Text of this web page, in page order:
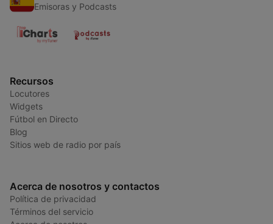
Emisoras y Podcasts
Recursos
Locutores
Widgets
Fútbol en Directo
Blog
Sitios web de radio por país
Acerca de nosotros y contactos
Política de privacidad
Términos del servicio